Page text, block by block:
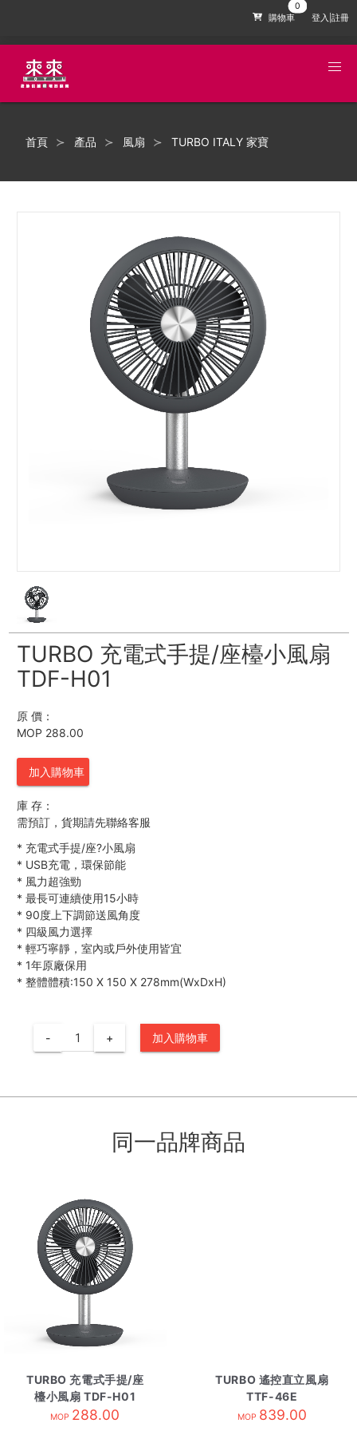
購物車 登入|註冊
首頁 產品 風扇 TURBO ITALY 家寶
TURBO 充電式手提/座檯小風扇
TDF-H01
原 價：
MOP 288.00
加入購物車
庫 存：
需預訂，貨期請先聯絡客服
* 充電式手提/座?小風扇
* USB充電，環保節能
* 風力超強勁
* 最長可連續使用15小時
* 90度上下調節送風角度
* 四級風力選擇
* 輕巧寧靜，室內或戶外使用皆宜
* 1年原廠保用
* 整體體積:150 X 150 X 278mm(WxDxH)
- + 加入購物車
同一品牌商品
TURBO 充電式手提/座
檯小風扇 TDF-H01
MOP 288.00
TURBO 遙控直立風扇
TTF-46E
MOP 839.00